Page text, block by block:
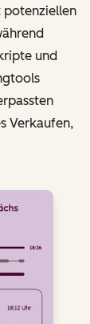
und
Verkaufen,